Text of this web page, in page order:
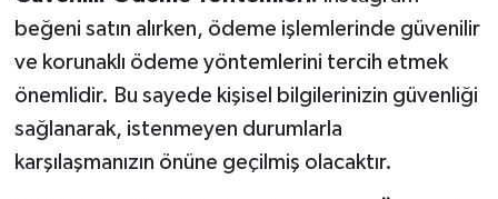
beğeni satın alırken, ödeme işlemlerinde güvenilir
ve korunaklı ödeme yöntemlerini tercih etmek
önemlidir. Bu sayede kişisel bilgilerinizin güvenliği
sağlanarak, istenmeyen durumlarla
karşılaşmanızın önüne geçilmiş olacaktır.